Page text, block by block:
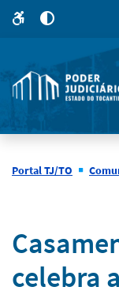
modo
de
alto
Portal TJ/TO
Notícias
celebra